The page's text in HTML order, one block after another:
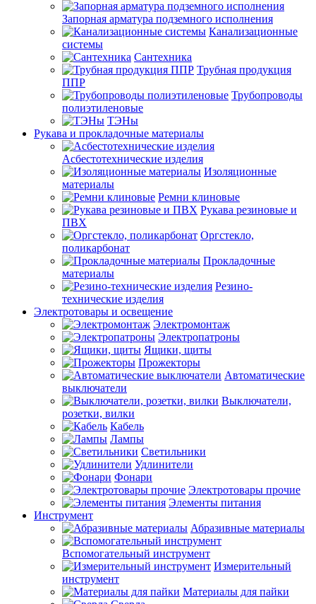
Запорная арматура подземного исполнения
Канализационные
системы
Сантехника
Трубная продукция
ППР
Трубопроводы
полиэтиленовые
ТЭНы
Рукава и прокладочные материалы
Асбестотехнические изделия
Изоляционные
материалы
Ремни клиновые
Рукава резиновые и
ПВХ
Оргстекло,
поликарбонат
Прокладочные
материалы
Резино-
технические изделия
Электротовары и освещение
Электромонтаж
Электропатроны
Ящики, щиты
Прожекторы
Автоматические
выключатели
Выключатели,
розетки, вилки
Кабель
Лампы
Светильники
Удлинители
Фонари
Электротовары прочие
Элементы питания
Инструмент
Абразивные материалы
Вспомогательный инструмент
Измерительный
инструмент
Материалы для пайки